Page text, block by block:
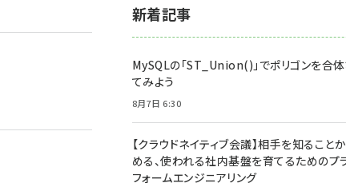
新着記事
MySQLの「ST_Union()」でポリゴンを合
てみよう
8月7日 6:30
【クラウドネイティブ会議】相手を知ること
める、使われる社内基盤を育てるためのプ
フォームエンジニアリング